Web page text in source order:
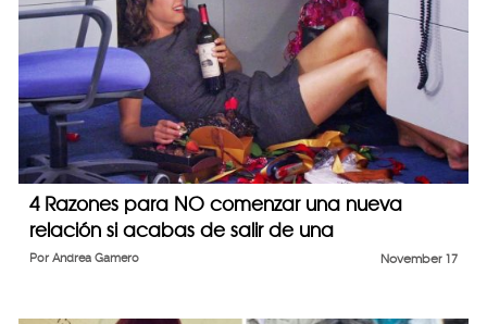
4 Razones para NO comenzar una nueva
relación si acabas de salir de una
November 17
Por Andrea Gamero